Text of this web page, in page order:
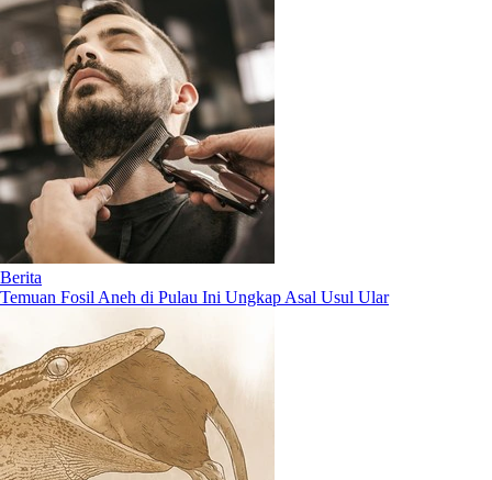
Berita
Temuan Fosil Aneh di Pulau Ini Ungkap Asal Usul Ular